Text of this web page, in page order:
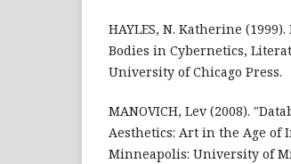
HAYLES, N. Katherine
Bodies in Cybernetics,
University of Chicago Press.
MANOVICH, Lev (2008).
Aesthetics: Art in the Age of
Minneapolis: University of